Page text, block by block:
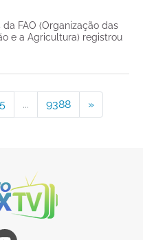
FAO (Organização das
e a Agricultura) registrou
5 ... 9388 »